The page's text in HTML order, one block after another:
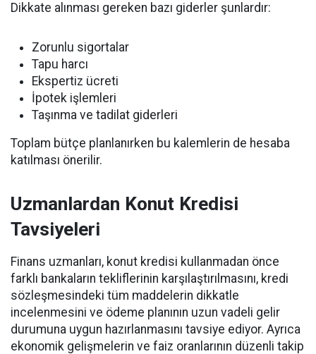
Dikkate alınması gereken bazı giderler şunlardır:
Zorunlu sigortalar
Tapu harcı
Ekspertiz ücreti
İpotek işlemleri
Taşınma ve tadilat giderleri
Toplam bütçe planlanırken bu kalemlerin de hesaba
katılması önerilir.
Uzmanlardan Konut Kredisi
Tavsiyeleri
Finans uzmanları, konut kredisi kullanmadan önce
farklı bankaların tekliflerinin karşılaştırılmasını, kredi
sözleşmesindeki tüm maddelerin dikkatle
incelenmesini ve ödeme planının uzun vadeli gelir
durumuna uygun hazırlanmasını tavsiye ediyor. Ayrıca
ekonomik gelişmelerin ve faiz oranlarının düzenli takip